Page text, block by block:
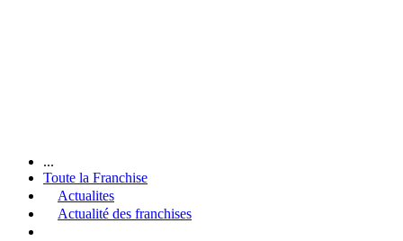
...
Toute la Franchise
Actualites
Actualité des franchises